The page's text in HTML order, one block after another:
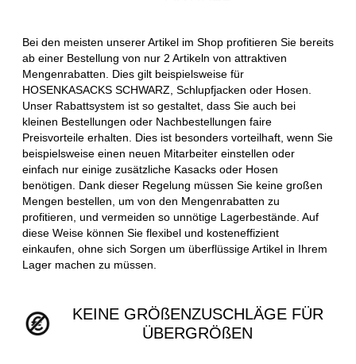
Bei den meisten unserer Artikel im Shop profitieren Sie bereits
ab einer Bestellung von nur 2 Artikeln von attraktiven
Mengenrabatten. Dies gilt beispielsweise für
HOSENKASACKS SCHWARZ, Schlupfjacken oder Hosen.
Unser Rabattsystem ist so gestaltet, dass Sie auch bei
kleinen Bestellungen oder Nachbestellungen faire
Preisvorteile erhalten. Dies ist besonders vorteilhaft, wenn Sie
beispielsweise einen neuen Mitarbeiter einstellen oder
einfach nur einige zusätzliche Kasacks oder Hosen
benötigen. Dank dieser Regelung müssen Sie keine großen
Mengen bestellen, um von den Mengenrabatten zu
profitieren, und vermeiden so unnötige Lagerbestände. Auf
diese Weise können Sie flexibel und kosteneffizient
einkaufen, ohne sich Sorgen um überflüssige Artikel in Ihrem
Lager machen zu müssen.
KEINE GRÖßENZUSCHLÄGE FÜR
ÜBERGRÖßEN